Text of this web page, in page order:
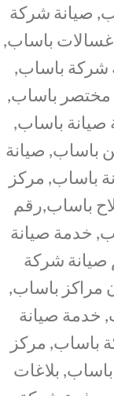
صيانة شركة
باساب,
شركة باساب,
مختصر باساب,
صيانة باساب,
باساب, صيانة
باساب, مركز
باساب,رقم
خدمة صيانة
صيانة شركة
مراكز باساب,
خدمة صيانة
باساب, مركز
بلاغات